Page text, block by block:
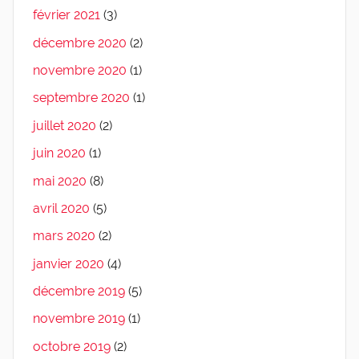
février 2021 (3)
décembre 2020 (2)
novembre 2020 (1)
septembre 2020 (1)
juillet 2020 (2)
juin 2020 (1)
mai 2020 (8)
avril 2020 (5)
mars 2020 (2)
janvier 2020 (4)
décembre 2019 (5)
novembre 2019 (1)
octobre 2019 (2)